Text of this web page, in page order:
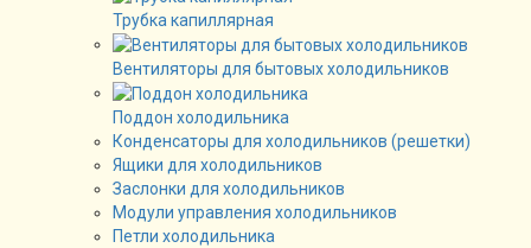
Трубка капиллярная
Вентиляторы для бытовых холодильников
Поддон холодильника
Конденсаторы для холодильников (решетки)
Ящики для холодильников
Заслонки для холодильников
Модули управления холодильников
Петли холодильника